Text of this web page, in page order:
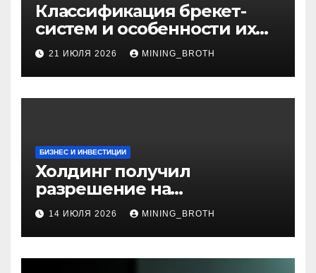
Классификация брекет-
систем и особенности их
установки
21 ИЮЛЯ 2026 MINING_BROTH
БИЗНЕС И ИНВЕСТИЦИИ
Холдинг получил
разрешение на
приобретение банка в
Турции
14 ИЮЛЯ 2026 MINING_BROTH